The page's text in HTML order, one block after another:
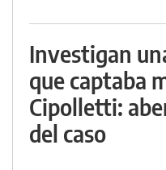
Investigan
que captaba
Cipolletti:
del caso